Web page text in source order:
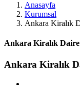
Anasayfa
Kurumsal
Ankara Kiralık
Ankara Kiralık Daire
Ankara Kiralık